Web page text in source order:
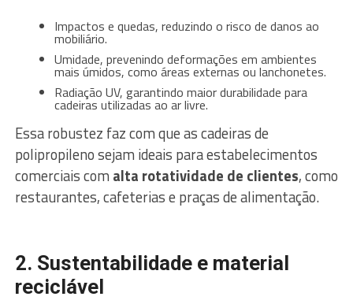
Impactos e quedas, reduzindo o risco de danos ao
mobiliário.
Umidade, prevenindo deformações em ambientes
mais úmidos, como áreas externas ou lanchonetes.
Radiação UV, garantindo maior durabilidade para
cadeiras utilizadas ao ar livre.
Essa robustez faz com que as cadeiras de
polipropileno sejam ideais para estabelecimentos
comerciais com alta rotatividade de clientes, como
restaurantes, cafeterias e praças de alimentação.
2. Sustentabilidade e material
reciclável